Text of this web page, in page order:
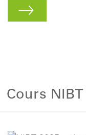
Cours NIBT